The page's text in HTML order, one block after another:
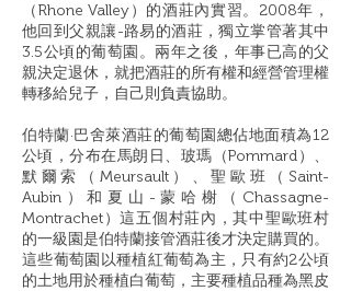
（Rhone Valley）的酒莊內實習。2008年，
他回到父親讓-路易的酒莊，獨立掌管著其中
3.5公頃的葡萄園。兩年之後，年事已高的父
親決定退休，就把酒莊的所有權和經營管理權
轉移給兒子，自己則負責協助。
伯特蘭·巴舍萊酒莊的葡萄園總佔地面積為12
公頃，分布在馬朗日、玻瑪（Pommard）、
默爾索（Meursault）、聖歐班（Saint-
Aubin）和夏山-蒙哈榭（Chassagne-
Montrachet）這五個村莊內，其中聖歐班村
的一級園是伯特蘭接管酒莊後才決定購買的。
這些葡萄園以種植紅葡萄為主，只有約2公頃
的土地用於種植白葡萄，主要種植品種為黑皮